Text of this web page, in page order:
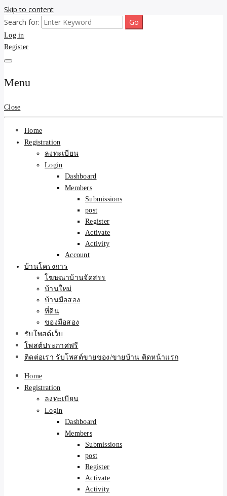
Skip to content
รับจ้างโพสต์ขายบ้าน ขาย
ของ ติดหน้าแรก Google Ai
Search ราคาถูกที่สุด! เน้น
ความคุ้มค่า "ถูกและดีมีอยู่
จริง" (เหมาะกับพ่อค้า
แม่ค้า) บริการโพสต์เว็บ
บอร์ด SEO การันตีงานดี
100% ✨
ขายบ้านไม่ออก ขายสินค้าไม่ได้ บอกเรา! รับจ้างลงโพสต์อสังหาฯ รับโพส
เว็บบอร์ดSEO ดันติดหน้าแรก Google AI ชัวร์ 🎯 … ให้เราจัดการให้! ด้วย
ระบบ AI Search & SEO ที่แม่นยำที่สุด
Search for:
Log in
Register
Menu
Close
Home
Registration
ลงทะเบียน
Login
Dashboard
Members
Submissions
post
Register
Activate
Activity
Account
บ้านโครงการ
โฆษณาบ้านจัดสรร
บ้านใหม่
บ้านมือสอง
ที่ดิน
ของมือสอง
รับโพสต์เว็บ
โพสต์ประกาศฟรี
ติดต่อเรา รับโพสต์ขายของ/ขายบ้าน ติดหน้าแรก
Home
Registration
ลงทะเบียน
Login
Dashboard
Members
Submissions
post
Register
Activate
Activity